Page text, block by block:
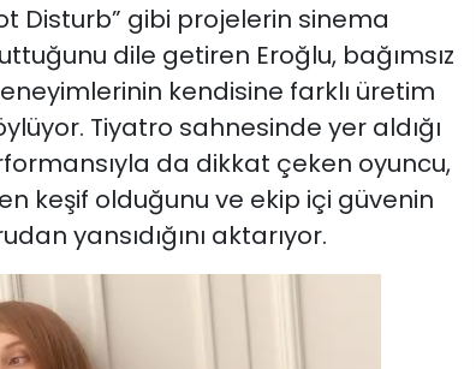
Disturb” gibi projelerin sinema
dile getiren Eroğlu, bağımsız
kendisine farklı üretim
Tiyatro sahnesinde yer aldığı
da dikkat çeken oyuncu,
keşif olduğunu ve ekip içi güvenin
yansıdığını aktarıyor.